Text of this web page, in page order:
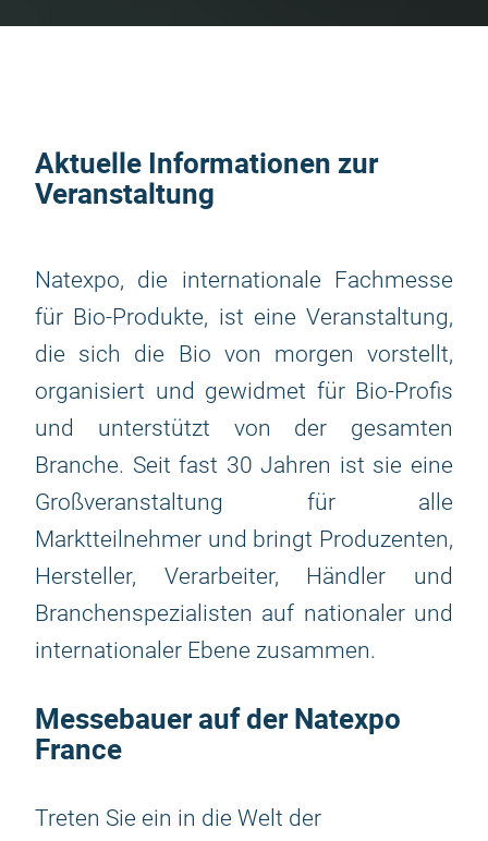
Aktuelle Informationen zur
Veranstaltung
Natexpo, die internationale Fachmesse
für Bio-Produkte, ist eine Veranstaltung,
die sich die Bio von morgen vorstellt,
organisiert und gewidmet für Bio-Profis
und unterstützt von der gesamten
Branche. Seit fast 30 Jahren ist sie eine
Großveranstaltung für alle
Marktteilnehmer und bringt Produzenten,
Hersteller, Verarbeiter, Händler und
Branchenspezialisten auf nationaler und
internationaler Ebene zusammen.
Messebauer auf der Natexpo
France
Treten Sie ein in die Welt der